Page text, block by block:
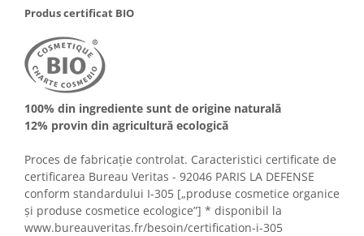
Produs certificat BIO
100% din ingrediente sunt de origine naturală
12% provin din agricultură ecologică
Proces de fabricație controlat. Caracteristici certificate de
certificarea Bureau Veritas - 92046 PARIS LA DEFENSE
conform standardului I-305 [„produse cosmetice organice
și produse cosmetice ecologice”] * disponibil la
www.bureauveritas.fr/besoin/certification-i-305